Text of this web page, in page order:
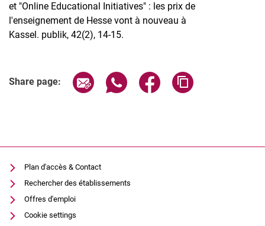
et "Online Educational Initiatives" : les prix de
l'enseignement de Hesse vont à nouveau à
Kassel. publik, 42(2), 14-15.
Share page: Share page via email
Share page via WhatsApp
Share page via
Plan d'accès & Contact
Rechercher des établissements
Offres d'emploi
Cookie settings